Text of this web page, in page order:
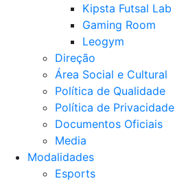
Kipsta Futsal Lab
Gaming Room
Leogym
Direção
Área Social e Cultural
Política de Qualidade
Política de Privacidade
Documentos Oficiais
Media
Modalidades
Esports